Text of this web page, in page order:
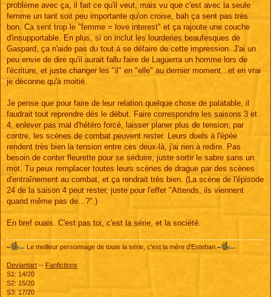
problème avec ça, il fait ce qu'il veut, mais vu que c'est avec la seule
femme un tant soit peu importante qu'on croise, bah ça sent pas très
bon. Ca sent trop le "femme = love interest" et ça rajoute une couche
d'insupportable. En plus, si on inclut les lourderies beaufesques de
Gaspard, ça n'aide pas du tout à se défaire de cette impression. J'ai un
peu envie de dire qu'il aurait fallu faire de Laguerra un homme lors de
l'écriture, et juste changer les "il" en "elle" au dernier moment...et en vrai
je déconne qu'à moitié.
Je pense que pour faire de leur relation quelque chose de palatable, il
faudrait tout reprendre dès le début. Faire correspondre les saisons 3 et
4, enlever pas mal d'hétéro forcé, laisser planer plus de tension; par
contre, les scènes de combat peuvent rester. Leurs duels à l'épée
rendent très bien la tension entre ces deux-là, j'ai rien à redire. Pas
besoin de conter fleurette pour se séduire, juste sortir le sabre sans un
mot. Tu peux remplacer toutes leurs scènes de drague par des scènes
d'entraînement au combat, et ça rendrait très bien. (La scène de l'épisode
24 de la saison 4 peut rester, juste pour l'effet "Attends, ils viennent
quand même pas de...?".)
En bref ouais. C'est pas toi, c'est la série, et la société.
Le meilleur personnage de toute la série, c'est la mère d'Esteban.
Deviantart -- Fanfictions
S1: 14/20
S2: 15/20
S3: 17/20